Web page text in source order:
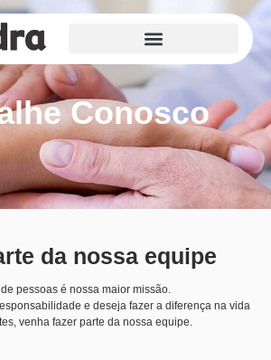
Conosco
da nossa equipe
pessoas é nossa maior missão.
e deseja fazer a diferença na vida
venha fazer parte da nossa equipe.